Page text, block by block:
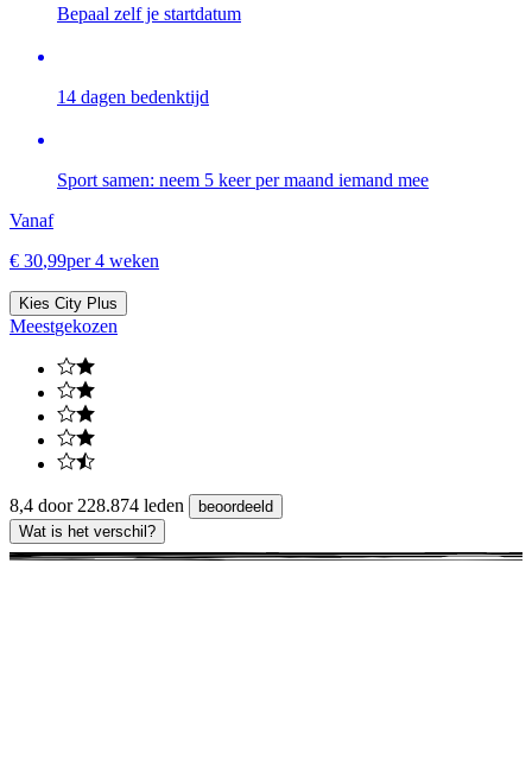
Bepaal zelf je startdatum
14 dagen bedenktijd
Sport samen: neem 5 keer per maand iemand mee
Vanaf
€ 30,99per 4 weken
Kies City Plus
Meestgekozen
8,4 door 228.874 leden
beoordeeld
Wat is het verschil?